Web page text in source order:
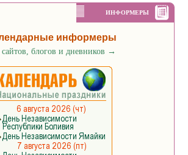
ИНФОРМЕРЫ
информеры
сайтов, блогов и дневников →